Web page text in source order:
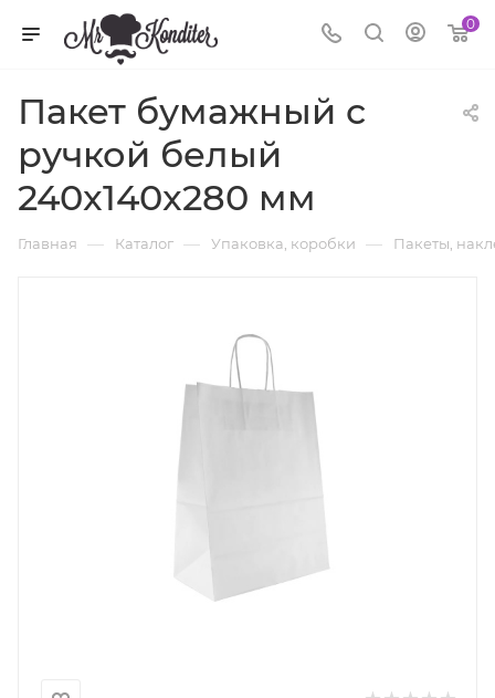
0
Пакет бумажный с
ручкой белый
240x140x280 мм
Главная — Каталог — Упаковка, коробки — Пакеты,